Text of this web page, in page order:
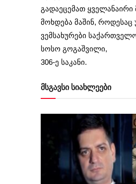
გადაეცემათ ყველანაირი
მოხდება მაშინ, როდესაც
ვემსახურები
სოსო გოგაშვილი,
306-ე საკანი.
მსგავსი სიახლეები